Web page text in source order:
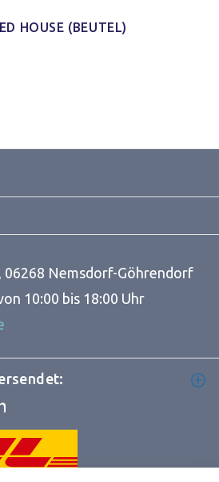
HOUSE (BEUTEL)
06268 Nemsdorf-Göhrendorf
10:00 bis 18:00 Uhr